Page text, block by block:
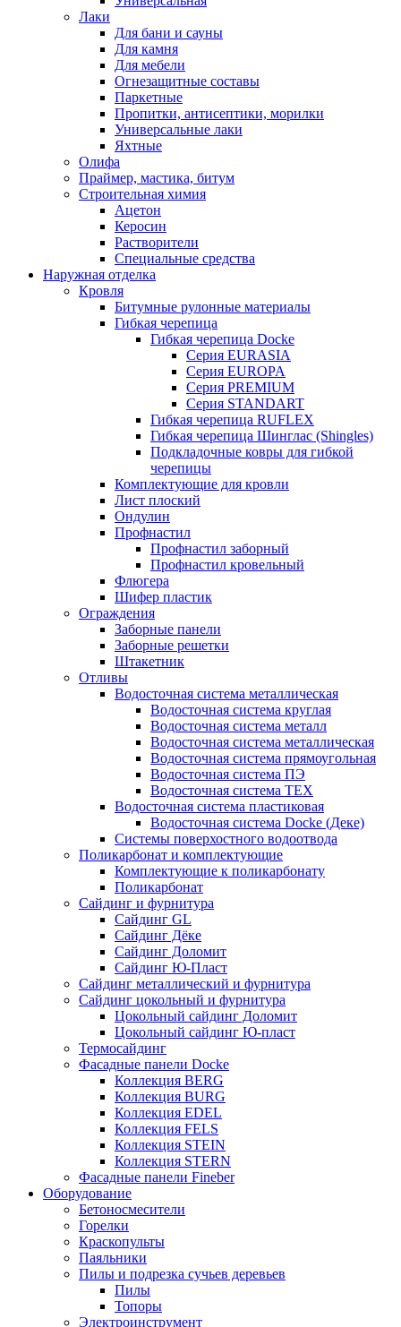
Лаки
Для бани и сауны
Для камня
Для мебели
Огнезащитные составы
Паркетные
Пропитки, антисептики, морилки
Универсальные лаки
Яхтные
Олифа
Праймер, мастика, битум
Строительная химия
Ацетон
Керосин
Растворители
Специальные средства
Наружная отделка
Кровля
Битумные рулонные материалы
Гибкая черепица
Гибкая черепица Docke
Серия EURASIA
Серия EUROPA
Серия PREMIUM
Серия STANDART
Гибкая черепица RUFLEX
Гибкая черепица Шинглас (Shingles)
Подкладочные ковры для гибкой
черепицы
Комплектующие для кровли
Лист плоский
Ондулин
Профнастил
Профнастил заборный
Профнастил кровельный
Флюгера
Шифер пластик
Ограждения
Заборные панели
Заборные решетки
Штакетник
Отливы
Водосточная система металлическая
Водосточная система круглая
Водосточная система металл
Водосточная система металлическая
Водосточная система прямоугольная
Водосточная система ПЭ
Водосточная система ТЕХ
Водосточная система пластиковая
Водосточная система Docke (Деке)
Системы поверхостного водоотвода
Поликарбонат и комплектующие
Комплектующие к поликарбонату
Поликарбонат
Сайдинг и фурнитура
Сайдинг GL
Сайдинг Дёке
Сайдинг Доломит
Сайдинг Ю-Пласт
Сайдинг металлический и фурнитура
Сайдинг цокольный и фурнитура
Цокольный сайдинг Доломит
Цокольный сайдинг Ю-пласт
Термосайдинг
Фасадные панели Docke
Коллекция BERG
Коллекция BURG
Коллекция EDEL
Коллекция FELS
Коллекция STEIN
Коллекция STERN
Фасадные панели Fineber
Оборудование
Бетоносмесители
Горелки
Краскопульты
Паяльники
Пилы и подрезка сучьев деревьев
Пилы
Топоры
Электроинструмент